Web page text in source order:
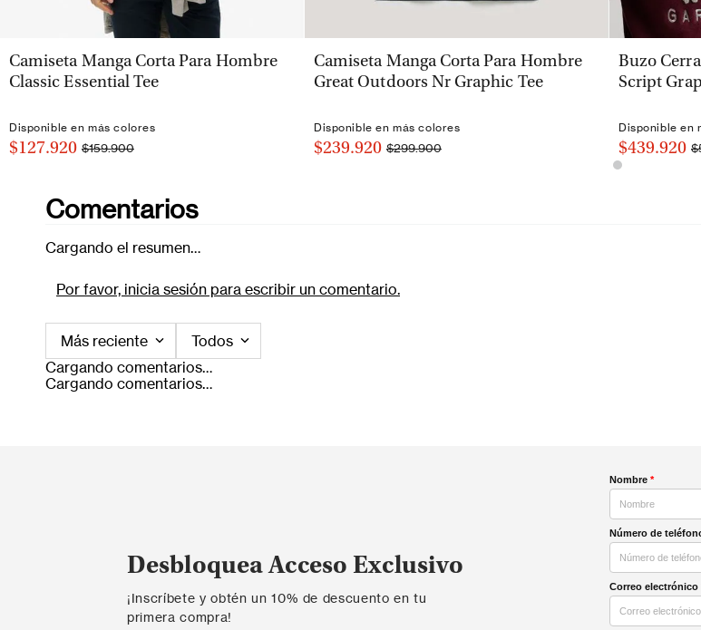
VISTA RÁPIDA
Camiseta Manga Corta Para Hombre
Classic Essential Tee
Disponible en más colores
$127.920 $159.900
VISTA RÁPIDA
Camiseta Manga Corta Para Hombre
Great Outdoors Nr Graphic Tee
Disponible en más colores
$239.920 $299.900
Buzo
Script
Disponible en
$439.920
Comentarios
Cargando el resumen…
Por favor, inicia sesión para escribir un comentario.
Más reciente
Todos
Cargando comentarios…
Cargando comentarios…
Desbloquea Acceso Exclusivo
¡Inscríbete y obtén un 10% de descuento en tu
primera compra!
Nombre *
Número de
Correo electrónico